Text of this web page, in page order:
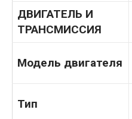
ДВИГАТЕЛЬ И
ТРАНСМИССИЯ
Модель двигателя
Тип